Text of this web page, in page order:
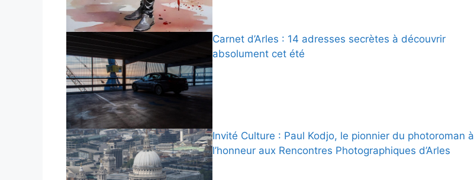
Carnet d’Arles : 14 adresses secrètes à découvrir
absolument cet été
Invité Culture : Paul Kodjo, le pionnier du photoroman à
l’honneur aux Rencontres Photographiques d’Arles